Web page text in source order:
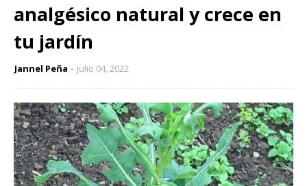
analgésico natural y crece en
tu jardín
Jannel Peña julio 04, 2022